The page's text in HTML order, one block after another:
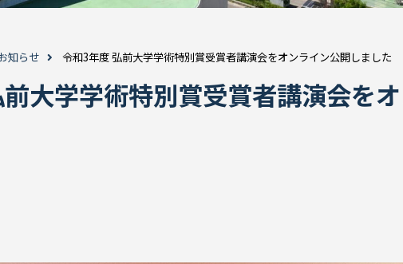
知らせ 令和3年度 弘前大学学術特別賞受賞者講演会をオンライン公開しました
大学学術特別賞受賞者講演会を